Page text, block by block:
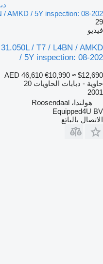
/ AMKD / 5Y inspection: 08-202
29
فيديو
/ T7 / L4BN / AMKD
/ 5Y inspection: 08-202
AED 46,610 €10,990 ≈ $12,690
حاوية - دبابات الحاويات 20
2001
هولندا، Roosendaal
Equipped4U BV
الاتصال بالبائع